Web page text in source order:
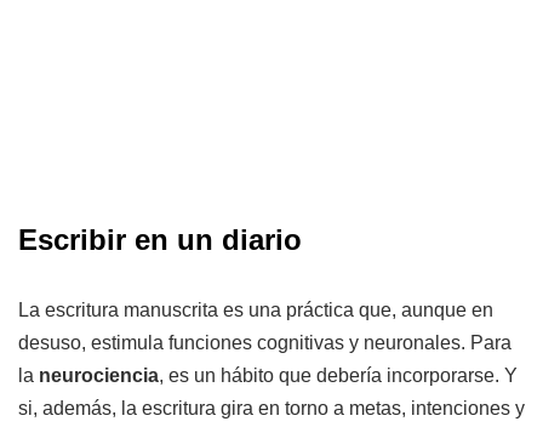
Escribir en un diario
La escritura manuscrita es una práctica que, aunque en
desuso, estimula funciones cognitivas y neuronales. Para
la neurociencia, es un hábito que debería incorporarse. Y
si, además, la escritura gira en torno a metas, intenciones y